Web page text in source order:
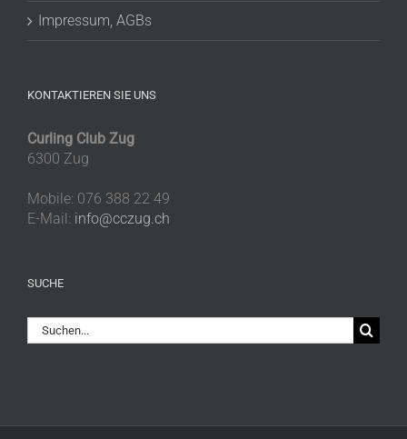
Impressum, AGBs
KONTAKTIEREN SIE UNS
Curling Club Zug
6300 Zug
Mobile: 076 388 22 49
E-Mail: info@cczug.ch
SUCHE
Suche
nach: